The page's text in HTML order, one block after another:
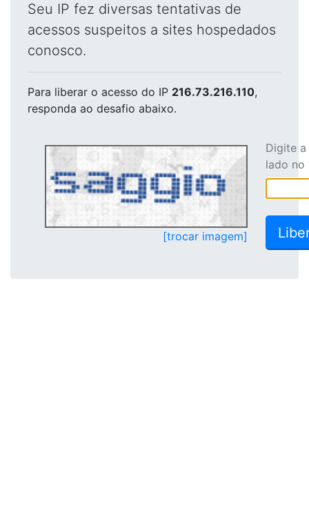
Seu IP fez diversas tentativas de
acessos suspeitos a sites hospedados
conosco.
Para liberar o acesso do IP 216.73.216.110,
responda ao desafio abaixo.
[trocar imagem]
Digite
lado no